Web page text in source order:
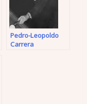
Pedro-Leopoldo
Carrera